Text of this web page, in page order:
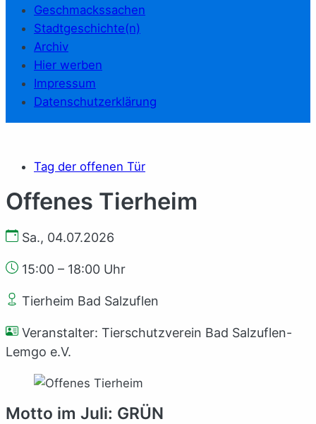
Geschmackssachen
Stadtgeschichte(n)
Archiv
Hier werben
Impressum
Datenschutzerklärung
Tag der offenen Tür
Offenes Tierheim
Sa., 04.07.2026
15:00 – 18:00 Uhr
Tierheim Bad Salzuflen
Veranstalter: Tierschutzverein Bad Salzuflen-
Lemgo e.V.
Motto im Juli: GRÜN